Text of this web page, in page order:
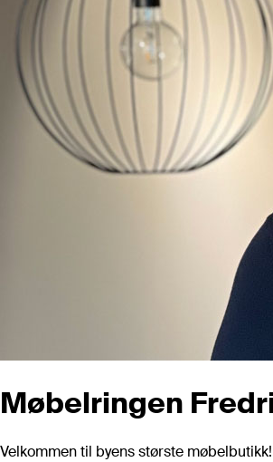
Møbelringen
Velkommen til byens største møbelbutikk!